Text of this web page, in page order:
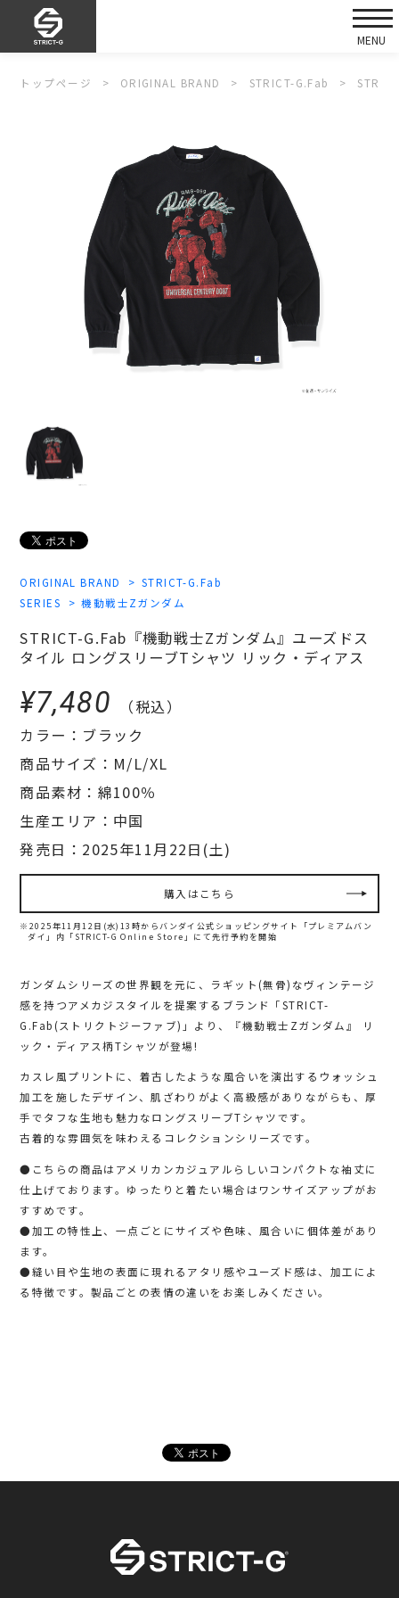
トップページ ORIGINAL BRAND STRICT-G.Fab
ORIGINAL BRAND
STRICT-G.Fab
SERIES
機動戦士Zガンダム
STRICT-G.Fab『機動戦士Zガンダム』ユーズドス
タイル ロングスリーブTシャツ リック・ディアス
¥7,480
（税込）
カラー：ブラック
商品サイズ：M/L/XL
商品素材：綿100％
生産エリア：中国
発売日：2025年11月22日(土)
購入はこちら
※2025年11月12日(水)13時からバンダイ公式ショッピングサイト「プレミアムバン
ダイ」内 「STRICT-G Online Store」にて先行予約を開始
ガンダムシリーズの世界観を元に、ラギット(無骨)なヴィンテージ
感を持つアメカジスタイルを提案するブランド「STRICT-
G.Fab(ストリクトジーファブ)」より、『機動戦士Zガンダム』 リ
ック・ディアス柄Tシャツが登場!
カスレ風プリントに、着古したような風合いを演出するウォッシュ
加工を施したデザイン、肌ざわりがよく高級感がありながらも、厚
手でタフな生地も魅力なロングスリーブTシャツです。
古着的な雰囲気を味わえるコレクションシリーズです。
●こちらの商品はアメリカンカジュアルらしいコンパクトな袖丈に
仕上げております。ゆったりと着たい場合はワンサイズアップがお
すすめです。
●加工の特性上、一点ごとにサイズや色味、風合いに個体差があり
ます。
●縫い目や生地の表面に現れるアタリ感やユーズド感は、加工によ
る特徴です。製品ごとの表情の違いをお楽しみください。